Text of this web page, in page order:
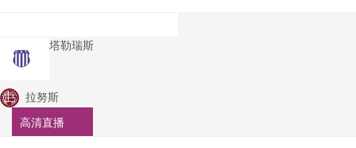
塔勒瑞斯
拉努斯
高清直播